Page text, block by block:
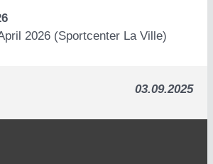
2026 (Sportcenter La Ville)
03.09.2025